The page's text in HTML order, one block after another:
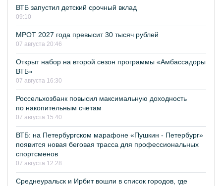
ВТБ запустил детский срочный вклад
09:10
МРОТ 2027 года превысит 30 тысяч рублей
07 августа 20:46
Открыт набор на второй сезон программы «Амбассадоры
ВТБ»
07 августа 16:30
Россельхозбанк повысил максимальную доходность
по накопительным счетам
07 августа 15:40
ВТБ: на Петербургском марафоне «Пушкин - Петербург»
появится новая беговая трасса для профессиональных
спортсменов
07 августа 12:28
Среднеуральск и Ирбит вошли в список городов, где